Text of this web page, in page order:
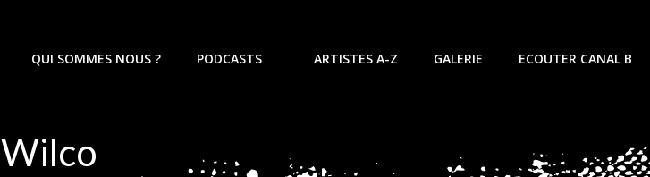
QUI SOMMES NOUS ? PODCASTS ARTISTES A-Z GALERIE ECOUTER CANAL B
Wilco